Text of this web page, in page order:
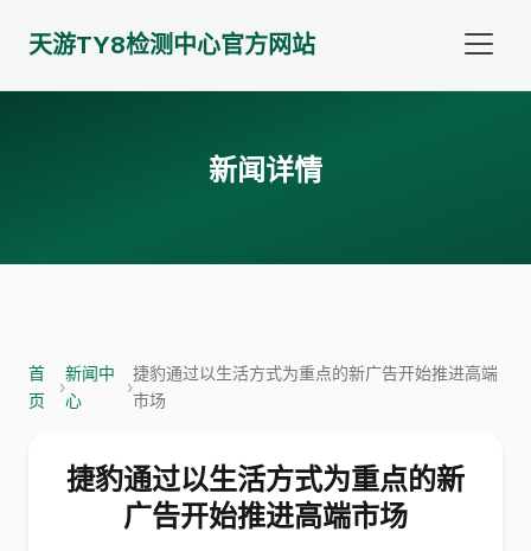
天游TY8检测中心官方网站
新闻详情
首
页
›
新闻中
心
›
捷豹通过以生活方式为重点的新广告开始推进高端
市场
捷豹通过以生活方式为重点的新
广告开始推进高端市场